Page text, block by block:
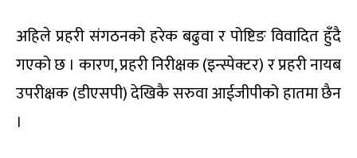
अहिले प्रहरी संगठनको हरेक बढुवा र पोष्टिङ विवादित हुँदै
गएको छ । कारण, प्रहरी निरीक्षक (इन्स्पेक्टर) र प्रहरी नायब
उपरीक्षक (डीएसपी) देखिकै सरुवा आईजीपीको हातमा छैन
।